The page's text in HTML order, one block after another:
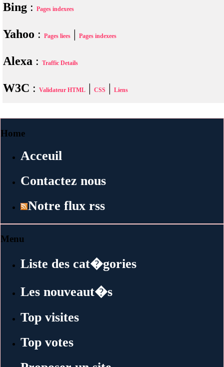
Bing : Pages indexees
Yahoo : Pages liees Pages indexees
Alexa : Traffic Details
W3C : Validateur HTML CSS Liens
Home
Acceuil
Contactez nous
Notre flux rss
Menu
Liste des cat�gories
Les nouveaut�s
Top visites
Top votes